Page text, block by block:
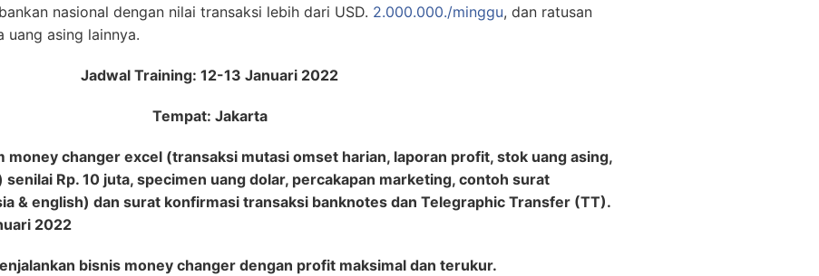
nasional dengan nilai transaksi lebih dari USD. 2.000.000./minggu, dan ratusan
uang asing lainnya.
Jadwal Training: 12-13 Januari 2022
Tempat: Jakarta
money changer excel (transaksi mutasi omset harian, laporan profit, stok uang asing,
Rp. 10 juta, specimen uang dolar, percakapan marketing, contoh surat
& english) dan surat konfirmasi transaksi banknotes dan Telegraphic Transfer (TT).
2022
bisnis money changer dengan profit maksimal dan terukur.